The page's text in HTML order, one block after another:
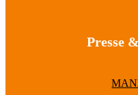
Presse